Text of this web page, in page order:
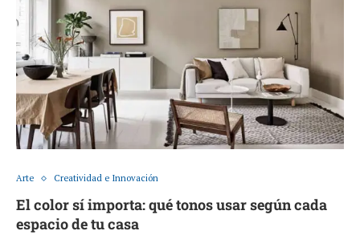
Arte Creatividad e Innovación
El color sí importa: qué tonos usar según cada
espacio de tu casa